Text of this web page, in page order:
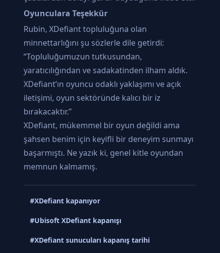
Oyunculara Teşekkür
Rubin, XDefiant topluluğuna olan
minnettarlığını şu sözlerle dile getirdi:
“Topluluğumuzun tutkusundan,
yaratıcılığından ve sadakatinden ilham aldık.
XDefiant’ın oyuncu odaklı yaklaşımı ve açık
iletişimi, oyun sektöründe kalıcı bir iz
bırakacaktır.”
XDefiant, mükemmel bir oyun değildi ama
şahsen benim için keyifli bir deneyim sunmayı
başarmıştı. Ne yazık ki, genel kitle oyundan
memnun kalmamış.
#XDefiant kapanıyor
#Ubisoft XDefiant kapanışı
#XDefiant sunucuları kapanış tarihi